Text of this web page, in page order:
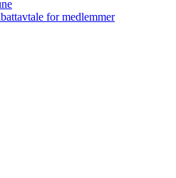
for medlemmer